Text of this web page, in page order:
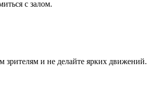
с залом.
и не делайте ярких движений.